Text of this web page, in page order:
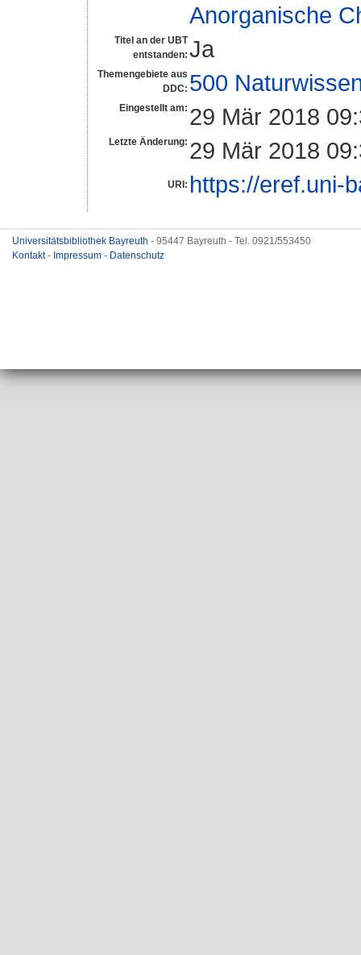
Anorganische
Titel an der UBT
entstanden: Ja
Themengebiete aus
DDC: 500
Eingestellt am: 29 Mär 2018
Letzte Änderung: 29 Mär 2018
URI: https://eref.uni-
Universitätsbibliothek Bayreuth - 95447 Bayreuth - Tel. 0921/553450
Kontakt- Impressum - Datenschutz